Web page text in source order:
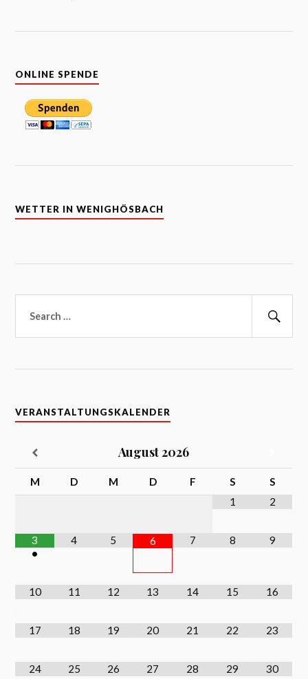
ONLINE SPENDE
WETTER IN WENIGHÖSBACH
nach:
VERANSTALTUNGSKALENDER
August2026
M D M D F S
S
1
2
3
•
4 5 6 7 8 9
10 11 12 13 14 15 16
17 18 19 20 21 22 23
24 25 26 27 28 29 30